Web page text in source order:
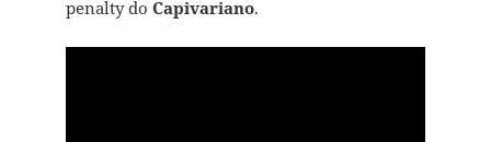
penalty do Capivariano.